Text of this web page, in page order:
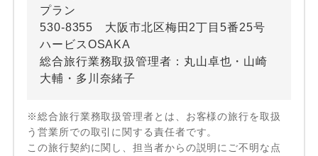
プラン
530-8355 大阪市北区梅田2丁目5番25号
ハービスOSAKA
総合旅行業務取扱管理者：丸山卓也・山崎
大輔・多川奈緒子
※総合旅行業務取扱管理者とは、お客様の旅行を取扱
う営業所での取引に関する責任者です。
この旅行契約に関し、担当者からの説明にご不明な点